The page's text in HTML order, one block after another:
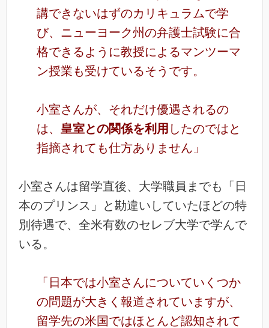
講できないはずのカリキュラムで学
び、ニューヨーク州の弁護士試験に合
格できるように教授によるマンツーマ
ン授業も受けているそうです。
小室さんが、それだけ優遇されるの
は、 皇室との関係を利用 したのではと
指摘されても仕方ありません」
小室さんは留学直後、大学職員までも「日
本のプリンス」と勘違いしていたほどの特
別待遇で、全米有数のセレブ大学で学んで
いる。
「日本では小室さんについていくつか
の問題が大きく報道されていますが、
留学先の米国ではほとんど認知されて